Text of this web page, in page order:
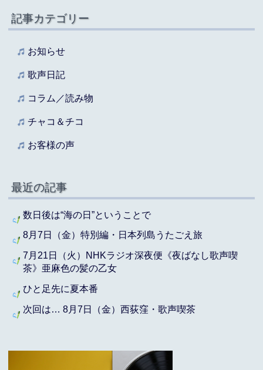
記事カテゴリー
お知らせ
歌声日記
コラム／読み物
チャコ＆チコ
お客様の声
最近の記事
数日後は“海の日”ということで
8月7日（金）特別編・日本列島うたごえ旅
7月21日（火）NHKラジオ深夜便《夜ばなし歌声喫
茶》亜麻色の髪の乙女
ひと足先に夏本番
次回は… 8月7日（金）西荻窪・歌声喫茶